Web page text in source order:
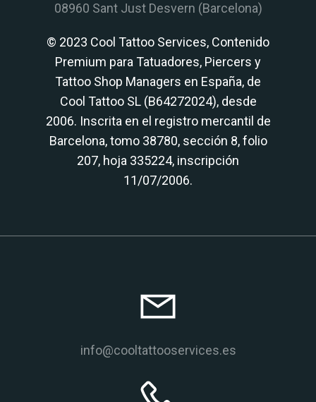
08960 Sant Just Desvern (Barcelona)
© 2023 Cool Tattoo Services, Contenido
Premium para Tatuadores, Piercers y
Tattoo Shop Managers en España, de
Cool Tattoo SL (B64272024), desde
2006. Inscrita en el registro mercantil de
Barcelona, tomo 38780, sección 8, folio
207, hoja 335224, inscripción
11/07/2006.
info@cooltattooservices.es